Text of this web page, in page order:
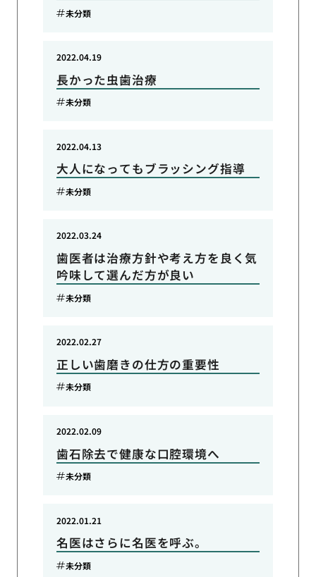
未分類
長かった虫歯治療
2022.04.19
未分類
大人になってもブラッシング指導
2022.04.13
未分類
歯医者は治療方針や考え方を良く気
吟味して選んだ方が良い
2022.03.24
未分類
正しい歯磨きの仕方の重要性
2022.02.27
未分類
歯石除去で健康な口腔環境へ
2022.02.09
未分類
名医はさらに名医を呼ぶ。
2022.01.21
未分類